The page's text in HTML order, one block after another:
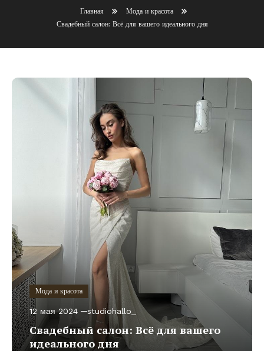
Главная
Мода и красота
Свадебный салон: Всё для вашего идеального дня
Мода и красота
12 мая 2024 studiohallo_
Свадебный салон: Всё для вашего
идеального дня